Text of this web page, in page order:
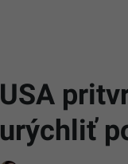
USA
urýchliť